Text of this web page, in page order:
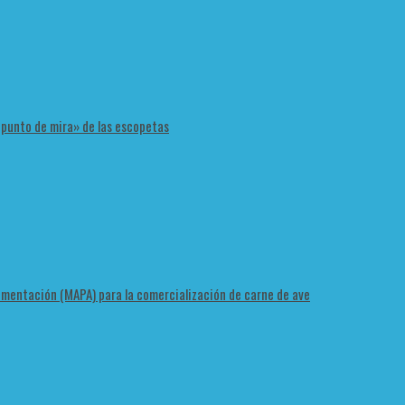
de mira» de las escopetas
(MAPA) para la comercialización de carne de ave